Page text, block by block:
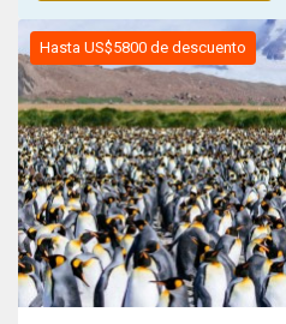
Hasta US$5800 de descuento